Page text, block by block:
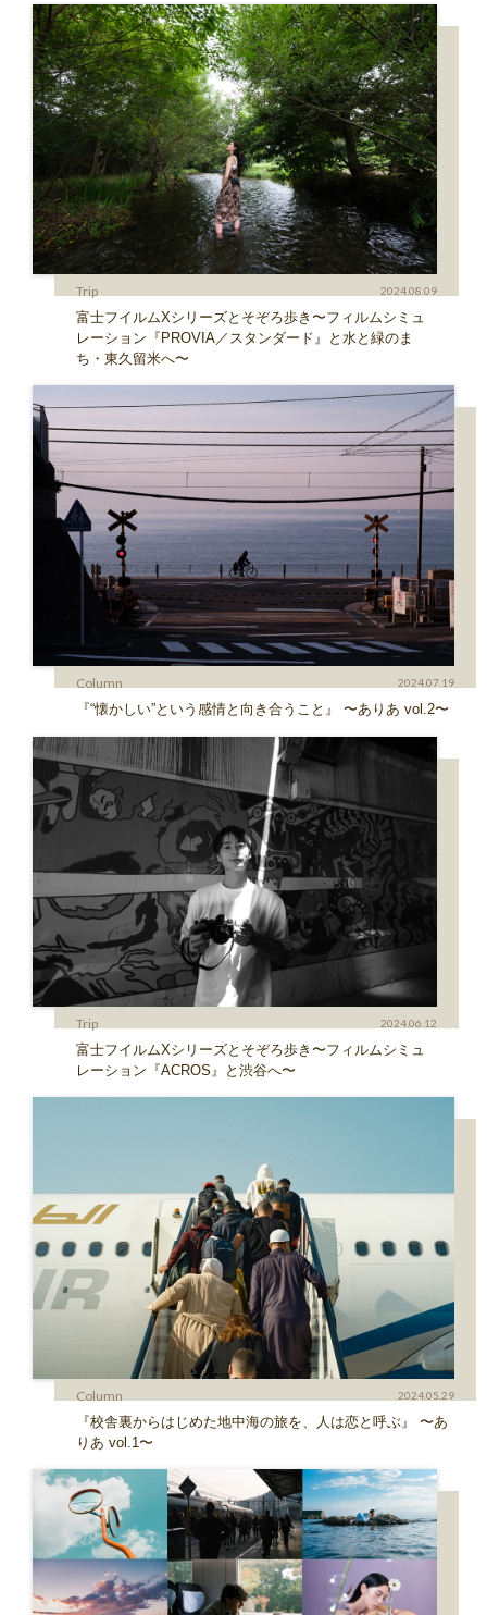
Trip 2024.08.09
富士フイルムXシリーズとそぞろ歩き〜フィルムシミュ
レーション『PROVIA／スタンダード』と水と緑のま
ち・東久留米へ〜
Column 2024.07.19
『“懐かしい”という感情と向き合うこと』 〜ありあ vol.2〜
Trip 2024.06.12
富士フイルムXシリーズとそぞろ歩き〜フィルムシミュ
レーション『ACROS』と渋谷へ〜
Column 2024.05.29
『校舎裏からはじめた地中海の旅を、人は恋と呼ぶ』 〜あ
りあ vol.1〜